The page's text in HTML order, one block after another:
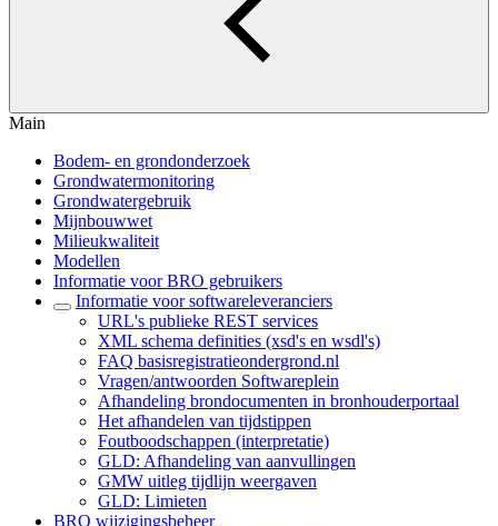
Main
Bodem- en grondonderzoek
Grondwatermonitoring
Grondwatergebruik
Mijnbouwwet
Milieukwaliteit
Modellen
Informatie voor BRO gebruikers
Informatie voor softwareleveranciers
URL's publieke REST services
XML schema definities (xsd's en wsdl's)
FAQ basisregistratieondergrond.nl
Vragen/antwoorden Softwareplein
Afhandeling brondocumenten in bronhouderportaal
Het afhandelen van tijdstippen
Foutboodschappen (interpretatie)
GLD: Afhandeling van aanvullingen
GMW uitleg tijdlijn weergaven
GLD: Limieten
BRO wijzigingsbeheer